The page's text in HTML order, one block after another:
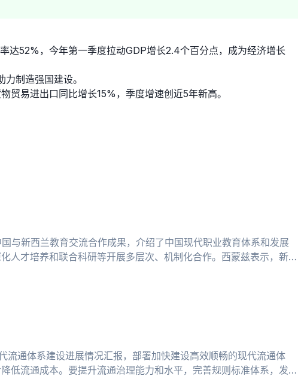
达52%，今年第一季度拉动GDP增长2.4个百分点，成为经济增长
制造强国建设。
易进出口同比增长15%，季度增速创近5年新高。
与新西兰教育交流合作成果，介绍了中国现代职业教育体系和发展
人才培养和联合科研等开展多层次、机制化合作。西蒙兹表示，新方
通体系建设进展情况汇报，部署加快建设高效顺畅的现代流通体
低流通成本。要提升流通治理能力和水平，完善规则标准体系，发展